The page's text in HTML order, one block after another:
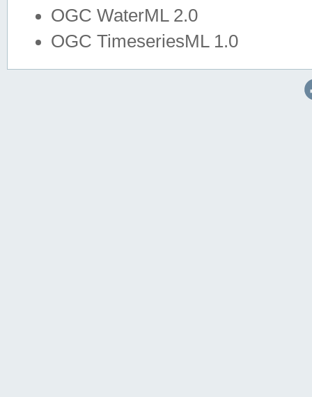
OGC WaterML 2.0
OGC TimeseriesML 1.0